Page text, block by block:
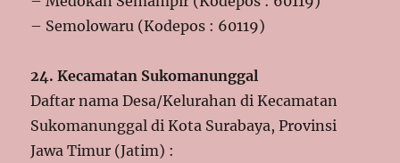
– Semolowaru (Kodepos : 60119)
24. Kecamatan Sukomanunggal
Daftar nama Desa/Kelurahan di Kecamatan
Sukomanunggal di Kota Surabaya, Provinsi
Jawa Timur (Jatim) :